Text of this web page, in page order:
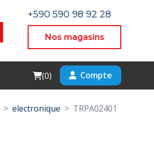
+590 590 98 92 28
Nos magasins
Cart
(0) Compte
electronique TRPA02401